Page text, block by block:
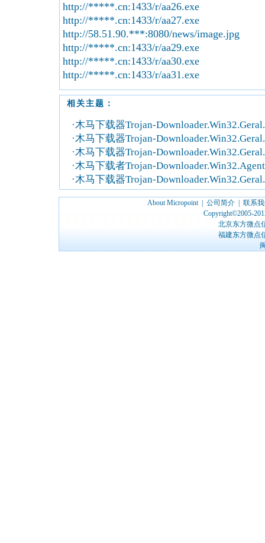
http://*****.cn:1433/r/aa26.exe
http://*****.cn:1433/r/aa27.exe
http://58.51.90.***:8080/news/image.jpg
http://*****.cn:1433/r/aa29.exe
http://*****.cn:1433/r/aa30.exe
http://*****.cn:1433/r/aa31.exe
相关主题：
·木马下载器Trojan-
·木马下载器Trojan-
·木马下载器Trojan-
·木马下载者Trojan-
·木马下载器Trojan-
About Micropoint| 公司简介
联系
Copyright©2005-
北京东方微点
福建东方微点